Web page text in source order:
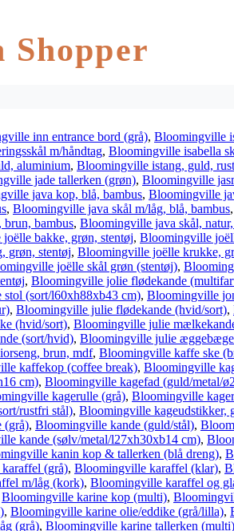
Shopper
inn entrance bord (grå), Bloomingville
m/håndtag, Bloomingville isabella
aluminium, Bloomingville istang, guld,
jade tallerken (grøn), Bloomingville
java kop, blå, bambus, Bloomingville
, Bloomingville java skål m/låg, blå, bambus,
bambus, Bloomingville java skål,
bakke, grøn, stentøj, Bloomingville
grøn, stentøj, Bloomingville joëlle krukke,
joëlle skål grøn (stentøj),
, Bloomingville jolie flødekande
(sort/l60xh88xb43 cm), Bloomingville
, Bloomingville julie flødekande (hvid/sort),
(hvid/sort), Bloomingville julie
(sort/hvid), Bloomingville julie
brun, mdf, Bloomingville kaffe ske
kaffekop (coffee break), Bloomingville
cm), Bloomingville kagefad (guld/metal/
kagerulle (grå), Bloomingville
rustfri stål), Bloomingville kageudstikker,
(grå), Bloomingville kande (guld/stål),
kande (sølv/metal/l27xh30xb14 cm),
kanin kop & tallerken (blå dreng),
(grå), Bloomingville karaffel (klar),
m/låg (kork), Bloomingville karaffel og
Bloomingville karine kop (multi),
, Bloomingville karine olie/eddike (grå/lilla),
(grå), Bloomingville karine tallerken (multi)